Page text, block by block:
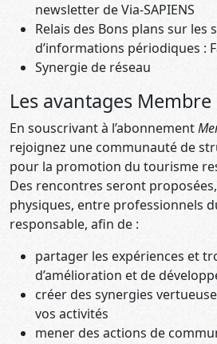
newsletter de Via-SAPIENS
Relais des Bons plans sur les
d’informations périodiques :
Synergie de réseau
Les avantages Membre
En souscrivant à l’abonnement
rejoignez une communauté de
pour la promotion du tourisme
Des rencontres seront
physiques, entre professionnels
responsable, afin de :
partager les expériences et
d’amélioration et de
créer des synergies
vos activités
mener des actions de